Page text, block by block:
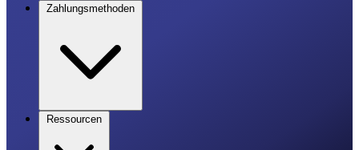
Zahlungsmethoden
Ressourcen